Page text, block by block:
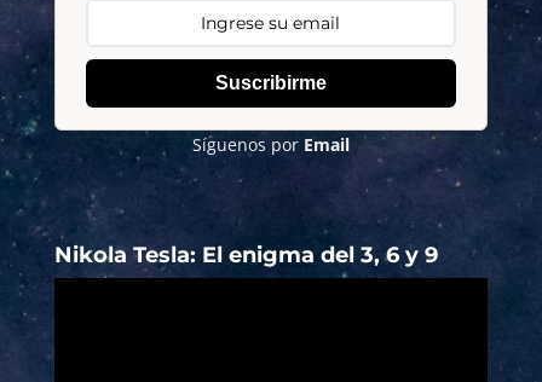
Suscribirme
Síguenos por Email
Nikola Tesla: El enigma del 3, 6 y 9